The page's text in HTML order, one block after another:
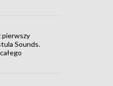
pierwszy
Sounds.